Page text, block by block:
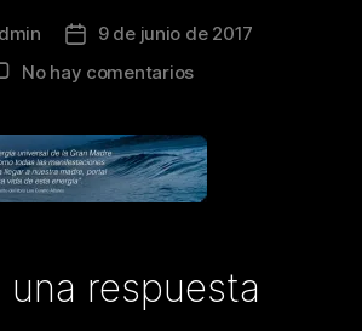
Post9 de junio de 2017
No hay comentariosen
una respuesta